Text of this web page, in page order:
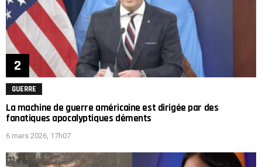
GUERRE
La machine de guerre américaine est dirigée par des
fanatiques apocalyptiques déments
6 mars 2026, 17h07